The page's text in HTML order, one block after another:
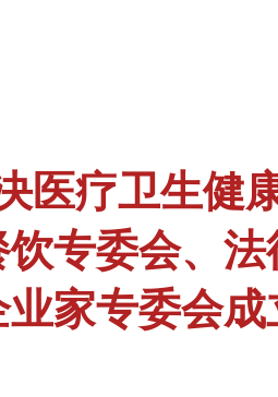
医疗卫生健
专委会、
家专委会